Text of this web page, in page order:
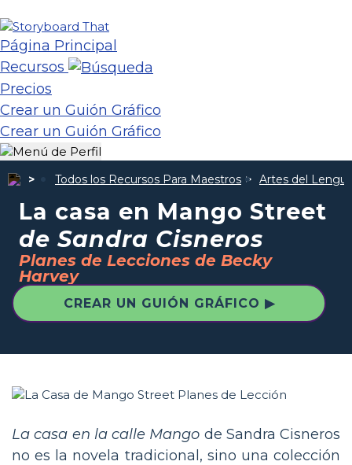
Página Principal
Recursos
Precios
Crear un Guión Gráfico
Crear un Guión Gráfico
Todos los Recursos Para Maestros Artes del
La casa en Mango Street
de Sandra Cisneros
Planes de Lecciones de Becky
Harvey
CREAR UN GUIÓN GRÁFICO ▶
La casa en la calle Mango de Sandra Cisneros
no es la novela tradicional, sino una colección